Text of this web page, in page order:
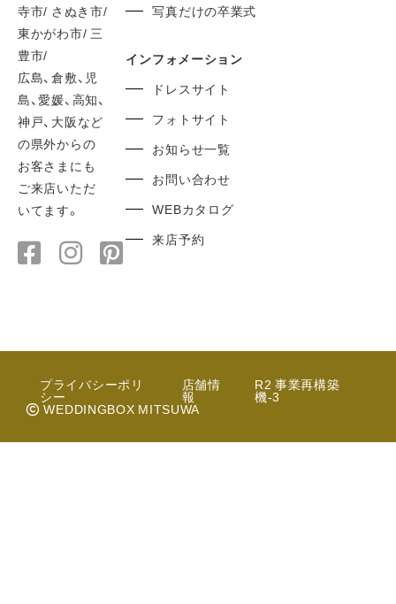
寺市/ さぬき市/
東かがわ市/ 三
豊市/
広島、倉敷、児
島、愛媛、高知、
神戸、大阪など
の県外からの
お客さまにも
ご来店いただ
いてます。
写真だけの卒業式
インフォメーション
ドレスサイト
フォトサイト
お知らせ一覧
お問い合わせ
WEBカタログ
来店予約
プライバシーポリ
シー
店舗情
報
R2 事業再構築
機-3
WEDDINGBOX MITSUWA